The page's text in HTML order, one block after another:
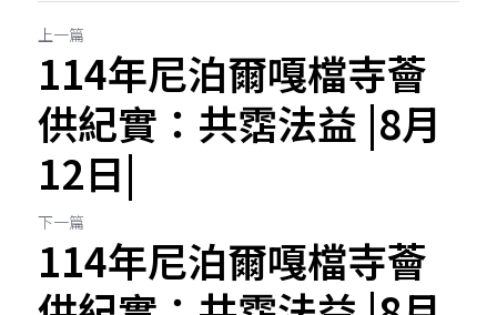
上一篇
114年尼泊爾嘎檔寺薈
供紀實：共霑法益 |8月
12日|
下一篇
114年尼泊爾嘎檔寺薈